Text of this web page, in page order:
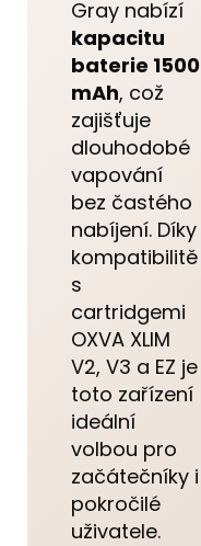
Gray nabízí
kapacitu
baterie 1500
mAh, což
zajišťuje
dlouhodobé
vapování
bez častého
nabíjení. Díky
kompatibilitě
s
cartridgemi
OXVA XLIM
V2, V3 a EZ je
toto zařízení
ideální
volbou pro
začátečníky i
pokročilé
uživatele.